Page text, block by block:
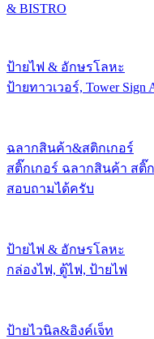
& BISTRO
ป้ายไฟ & อักษรโลหะ
ป้ายทาวเวอร์, Tower Sign
ฉลากสินค้า&สติกเกอร์
สติ๊กเกอร์ ฉลากสินค้า สติ๊
สอบถามได้ครับ
ป้ายไฟ & อักษรโลหะ
กล่องไฟ, ตู้ไฟ, ป้ายไฟ
ป้ายไวนิล&อิงค์เจ็ท